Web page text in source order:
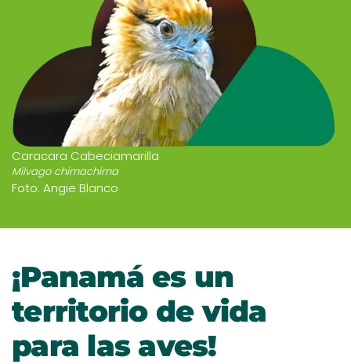
Caracara Cabeciamarilla
Milvago chimachima
Foto: Angie Blanco
¡Panamá es un
territorio de vida
para las aves!